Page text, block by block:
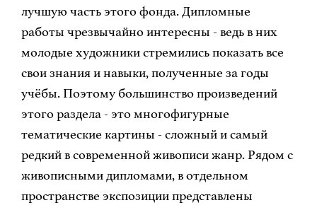
лучшую часть этого фонда. Дипломные
работы чрезвычайно интересны - ведь в них
молодые художники стремились показать все
свои знания и навыки, полученные за годы
учёбы. Поэтому большинство произведений
этого раздела - это многофигурные
тематические картины - сложный и самый
редкий в современной живописи жанр. Рядом с
живописными дипломами, в отдельном
пространстве экспозиции представлены